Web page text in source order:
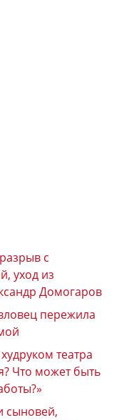
с
уход из
Домогаров
пережила
театра
Что может быть
сыновей,